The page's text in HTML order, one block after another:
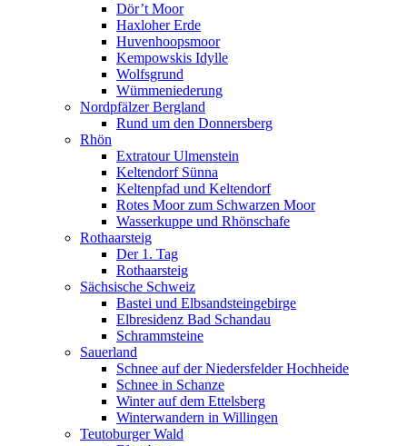
Dör’t Moor
Haxloher Erde
Huvenhoopsmoor
Kempowskis Idylle
Wolfsgrund
Wümmeniederung
Nordpfälzer Bergland
Rund um den Donnersberg
Rhön
Extratour Ulmenstein
Keltendorf Sünna
Keltenpfad und Keltendorf
Rotes Moor zum Schwarzen Moor
Wasserkuppe und Rhönschafe
Rothaarsteig
Der 1. Tag
Rothaarsteig
Sächsische Schweiz
Bastei und Elbsandsteingebirge
Elbresidenz Bad Schandau
Schrammsteine
Sauerland
Schnee auf der Niedersfelder Hochheide
Schnee in Schanze
Winter auf dem Ettelsberg
Winterwandern in Willingen
Teutoburger Wald